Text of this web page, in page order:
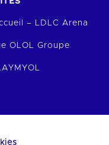
– LDLC Arena
OLOL Groupe
MYOL